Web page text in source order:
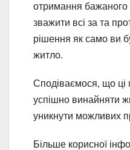
отримання
зважити всі за та
рішення як само ви
житло.
Сподіваємося, що
успішно винайняти
уникнути можливих
Більше корисної